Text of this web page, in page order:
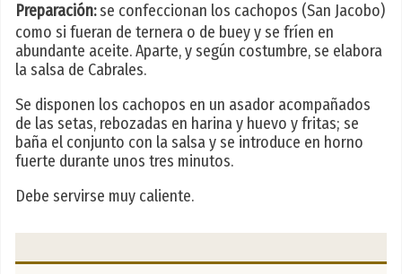
Preparación:se confeccionan los cachopos (San Jacobo)
como si fueran de ternera o de buey y se fríen en
abundante aceite. Aparte, y según costumbre, se elabora
la salsa de Cabrales.
Se disponen los cachopos en un asador acompañados
de las setas, rebozadas en harina y huevo y fritas; se
baña el conjunto con la salsa y se introduce en horno
fuerte durante unos tres minutos.
Debe servirse muy caliente.